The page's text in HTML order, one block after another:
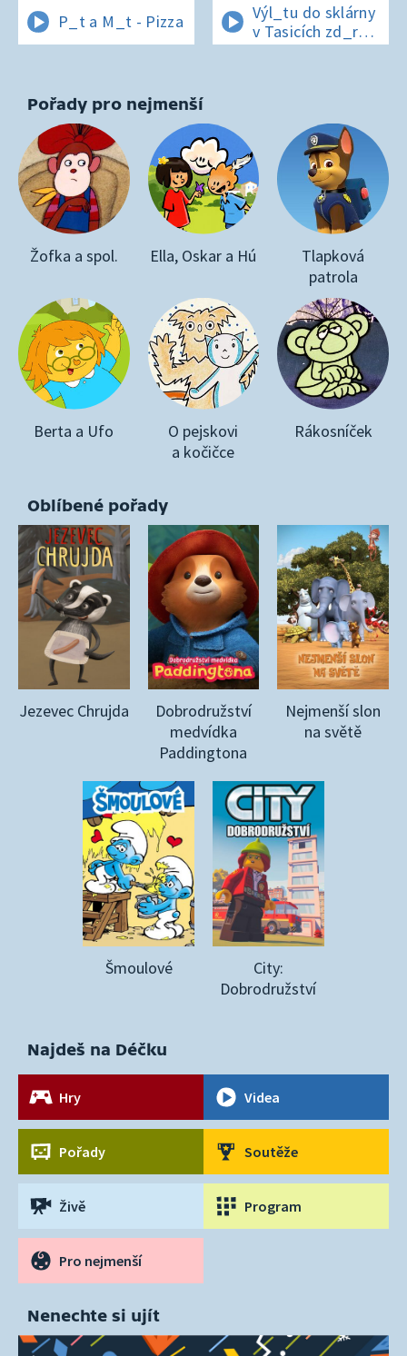
P_t a M_t - Pizza
Výl_tu do sklárny
v Tasicích zd_r
a Čern_bílovi
Pořady pro nejmenší
Žofka a spol. Ella, Oskar a Hú
Tlapková
patrola
Berta a Ufo
O pejskovi
a kočičce
Rákosníček
Oblíbené pořady
Jezevec Chrujda
Dobrodružství
medvídka
Paddingtona
Nejmenší slon
na světě
Šmoulové
City:
Dobrodružství
Najdeš na Déčku
Hry Videa
Pořady Soutěže
Živě Program
Pro nejmenší
Nenechte si ujít